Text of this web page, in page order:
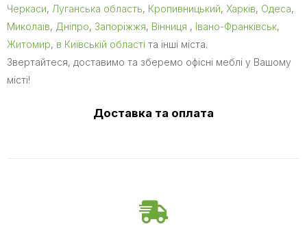
Черкаси, Луганська область, Кропивницький, Харків, Одеса,
Миколаїв, Дніпро, Запоріжжя, Вінниця , Івано-Франківськ,
Житомир, в Київській області та інші міста.
Звертайтеся, доставимо та зберемо офісні меблі у Вашому
місті!
Доставка та оплата